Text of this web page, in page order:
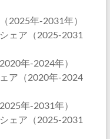
2025年-2031年）
ェア（2025-2031
年-2024年）
ア（2020年-2024
年-2031年）
ェア（2025-2031